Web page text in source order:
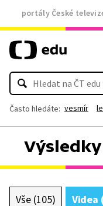
portály České
Často hledáte: vesmír
Vše (105) Videa